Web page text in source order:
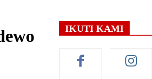
IKUTI KAMI